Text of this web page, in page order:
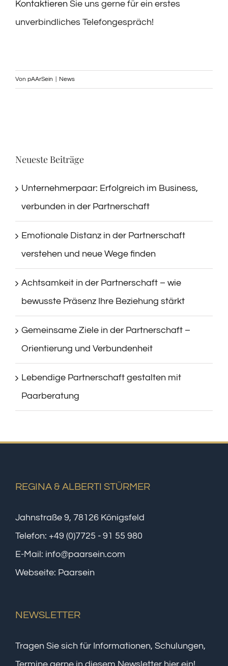
Kontaktieren Sie uns gerne für ein erstes
unverbindliches Telefongespräch!
Von pAArSein News
Neueste Beiträge
Unternehmerpaar: Erfolgreich im Business,
verbunden in der Partnerschaft
Emotionale Distanz in der Partnerschaft
verstehen und neue Wege finden
Achtsamkeit in der Partnerschaft – wie
bewusste Präsenz Ihre Beziehung stärkt
Gemeinsame Ziele in der Partnerschaft –
Orientierung und Verbundenheit
Lebendige Partnerschaft gestalten mit
Paarberatung
REGINA & ALBERTI STÜRMER
Jahnstraße 9, 78126 Königsfeld
Telefon: +49 (0)7725 - 91 55 980
E-Mail: info@paarsein.com
Webseite: Paarsein
NEWSLETTER
Tragen Sie sich für Informationen, Schulungen,